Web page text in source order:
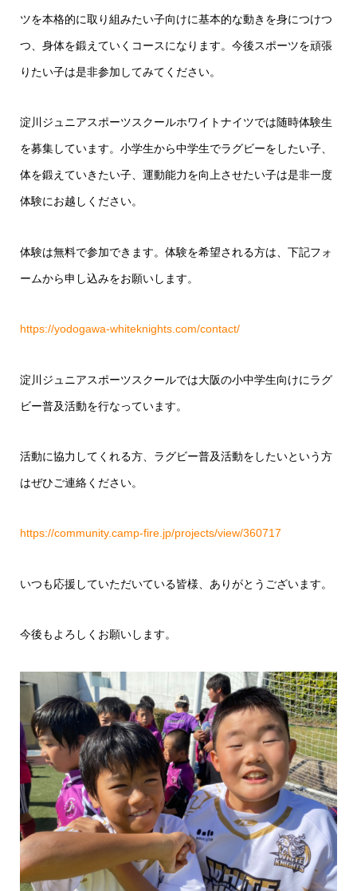
ツを本格的に取り組みたい子向けに基本的な動きを身につけつ
つ、身体を鍛えていくコースになります。今後スポーツを頑張
りたい子は是非参加してみてください。
淀川ジュニアスポーツスクールホワイトナイツでは随時体験生
を募集しています。小学生から中学生でラグビーをしたい子、
体を鍛えていきたい子、運動能力を向上させたい子は是非一度
体験にお越しください。
体験は無料で参加できます。体験を希望される方は、下記フォ
ームから申し込みをお願いします。
https://yodogawa-whiteknights.com/contact/
淀川ジュニアスポーツスクールでは大阪の小中学生向けにラグ
ビー普及活動を行なっています。
活動に協力してくれる方、ラグビー普及活動をしたいという方
はぜひご連絡ください。
https://community.camp-fire.jp/projects/view/360717
いつも応援していただいている皆様、ありがとうございます。
今後もよろしくお願いします。